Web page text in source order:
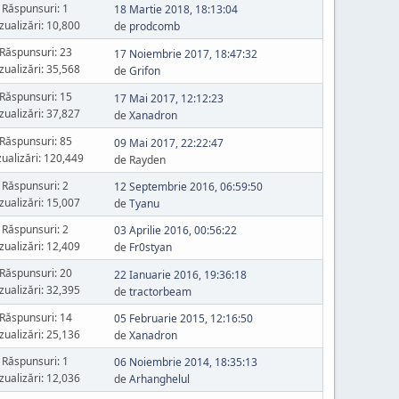
Răspunsuri: 1
10,800
18 Martie 2018, 18:13:04
de prodcomb
23
35,568
17 Noiembrie 2017, 18:47:32
de Grifon
15
37,827
17 Mai 2017, 12:12:23
de Xanadron
85
120,449
09 Mai 2017, 22:22:47
de Rayden
Răspunsuri: 2
15,007
12 Septembrie 2016, 06:59:50
de Tyanu
Răspunsuri: 2
12,409
03 Aprilie 2016, 00:56:22
de Fr0styan
20
32,395
22 Ianuarie 2016, 19:36:18
de tractorbeam
14
25,136
05 Februarie 2015, 12:16:50
de Xanadron
Răspunsuri: 1
12,036
06 Noiembrie 2014, 18:35:13
de Arhanghelul